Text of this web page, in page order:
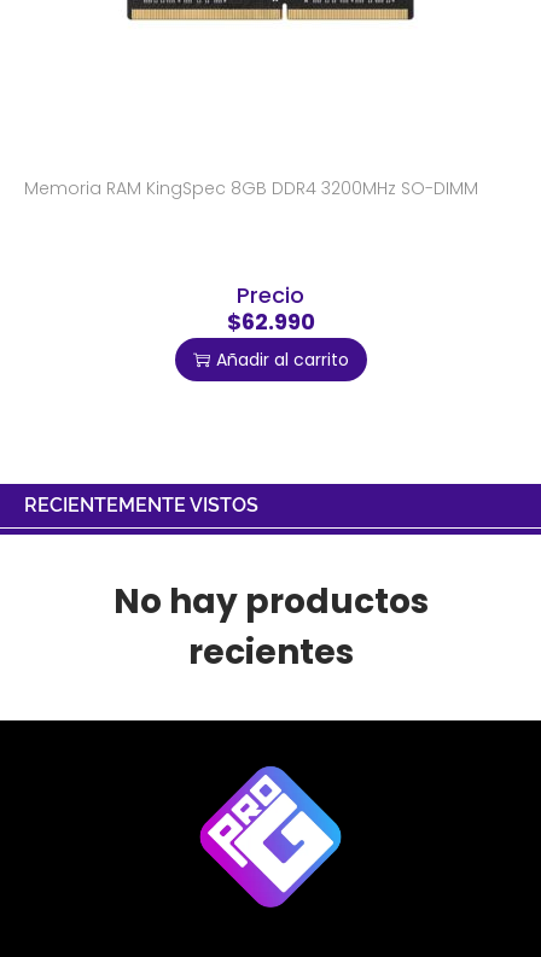
Memoria RAM KingSpec 8GB DDR4 3200MHz SO-DIMM
Precio
$62.990
Añadir al carrito
RECIENTEMENTE VISTOS
No hay productos
recientes